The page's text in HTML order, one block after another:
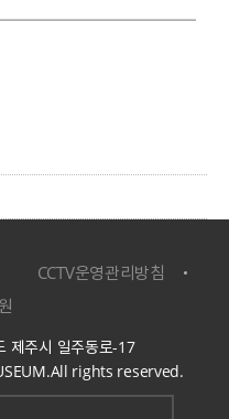
CCTV운영관리방침
제주시 일주동로-17
rights reserved.